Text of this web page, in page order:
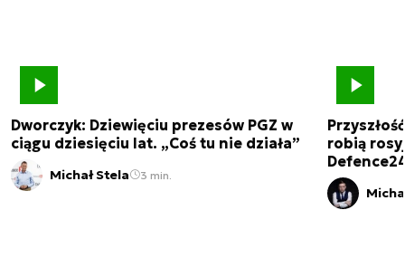
Dworczyk: Dziewięciu prezesów PGZ w
ciągu dziesięciu lat. „Coś tu nie działa”
Michał Stela 3 min.
robią